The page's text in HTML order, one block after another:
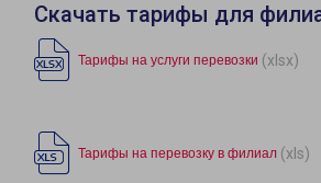
Скачать тарифы для
Тарифы на услуги перевозки (xlsx)
Тарифы на перевозку в филиал (xls)